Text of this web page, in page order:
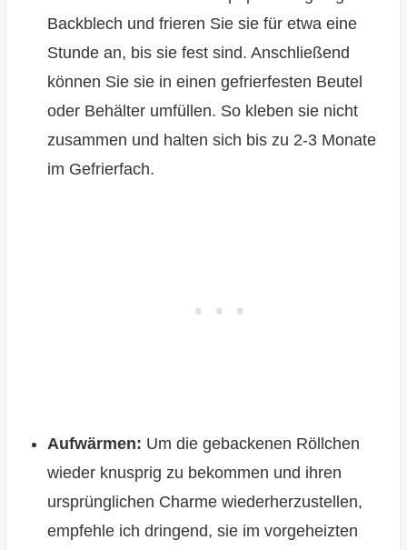
Backblech und frieren Sie sie für etwa eine
Stunde an, bis sie fest sind. Anschließend
können Sie sie in einen gefrierfesten Beutel
oder Behälter umfüllen. So kleben sie nicht
zusammen und halten sich bis zu 2-3 Monate
im Gefrierfach.
Aufwärmen: Um die gebackenen Röllchen
wieder knusprig zu bekommen und ihren
ursprünglichen Charme wiederherzustellen,
empfehle ich dringend, sie im vorgeheizten